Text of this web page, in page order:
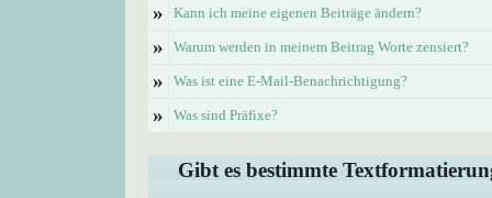
» Kann ich meine eigenen Beiträge ändern?
» Warum werden in meinem Beitrag Worte zensiert?
» Was ist eine E-Mail-Benachrichtigung?
» Was sind Präfixe?
Gibt es bestimmte